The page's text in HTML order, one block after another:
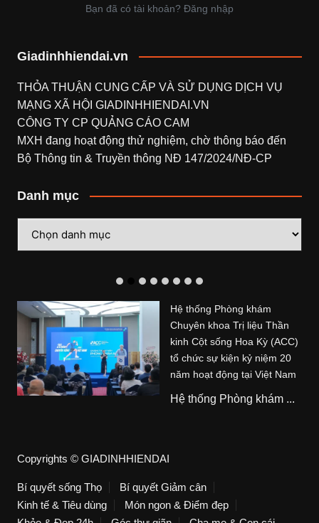
Bạn đã có tài khoản? Đăng nhập
Giadinhhiendai.vn
THỎA THUẬN CUNG CẤP VÀ SỬ DỤNG DỊCH VỤ
MẠNG XÃ HỘI GIADINHHIENDAI.VN
CÔNG TY CP QUẢNG CÁO CAM
MXH đang hoạt động thử nghiệm, chờ thông báo đến
Bộ Thông tin & Truyền thông NĐ 147/2024/NĐ-CP
Danh mục
mục
Hệ thống Phòng khám
Chuyên khoa Trị liệu Thần
kinh Cột sống Hoa Kỳ (ACC)
tổ chức sự kiện kỷ niệm 20
năm hoạt động tại Việt Nam
Hệ thống Phòng khám ...
Copyrights © GIADINHHIENDAI
Bí quyết sống Thọ
Bí quyết Giảm cân
Kinh tế & Tiêu dùng
Món ngon & Điểm đẹp